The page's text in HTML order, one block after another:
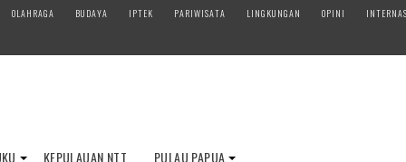
OLAHRAGA BUDAYA IPTEK PARIWISATA LINGKUNGAN OPINI
KEPULAUAN NTT PULAU PAPUA